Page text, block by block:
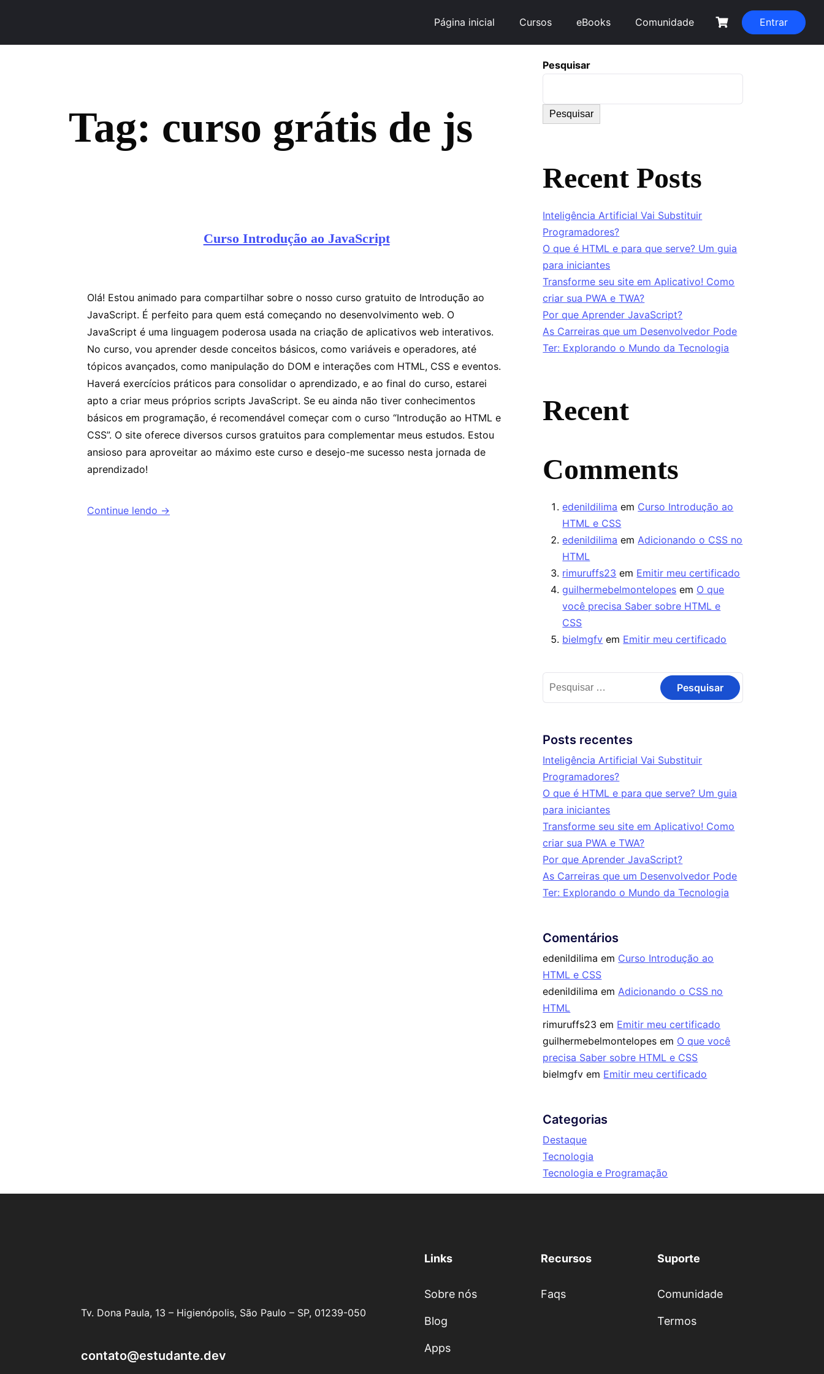
Página inicial Cursos eBooks Comunidade Entrar
Tag: curso grátis de js
Curso Introdução ao JavaScript
Olá! Estou animado para compartilhar sobre o nosso curso gratuito de Introdução ao
JavaScript. É perfeito para quem está começando no desenvolvimento web. O
JavaScript é uma linguagem poderosa usada na criação de aplicativos web interativos.
No curso, vou aprender desde conceitos básicos, como variáveis e operadores, até
tópicos avançados, como manipulação do DOM e interações com HTML, CSS e eventos.
Haverá exercícios práticos para consolidar o aprendizado, e ao final do curso, estarei
apto a criar meus próprios scripts JavaScript. Se eu ainda não tiver conhecimentos
básicos em programação, é recomendável começar com o curso “Introdução ao HTML e
CSS”. O site oferece diversos cursos gratuitos para complementar meus estudos. Estou
ansioso para aproveitar ao máximo este curso e desejo-me sucesso nesta jornada de
aprendizado!
Continue lendo →
Pesquisar
Pesquisar
Recent Posts
Inteligência Artificial Vai Substituir
Programadores?
O que é HTML e para que serve? Um guia
para iniciantes
Transforme seu site em Aplicativo! Como
criar sua PWA e TWA?
Por que Aprender JavaScript?
As Carreiras que um Desenvolvedor Pode
Ter: Explorando o Mundo da Tecnologia
Recent
Comments
edenildilima em Curso Introdução ao
HTML e CSS
edenildilima emAdicionando o CSS no
HTML
rimuruffs23 em Emitir meu certificado
guilhermebelmontelopes em O que
você precisa Saber sobre HTML e
CSS
bielmgfv em Emitir meu certificado
Posts recentes
Inteligência Artificial Vai Substituir
Programadores?
O que é HTML e para que serve? Um guia
para iniciantes
Transforme seu site em Aplicativo! Como
criar sua PWA e TWA?
Por que Aprender JavaScript?
As Carreiras que um Desenvolvedor Pode
Ter: Explorando o Mundo da Tecnologia
Comentários
edenildilima em Curso Introdução ao
HTML e CSS
edenildilima emAdicionando o CSS no
HTML
rimuruffs23 em Emitir meu certificado
guilhermebelmontelopes em O que você
precisa Saber sobre HTML e CSS
bielmgfv em Emitir meu certificado
Categorias
Destaque
Tecnologia
Tecnologia e Programação
Tv. Dona Paula, 13 – Higienópolis, São Paulo – SP, 01239-050
contato@estudante.dev
Links
Sobre nós
Blog
Apps
Recursos
Faqs
Suporte
Comunidade
Termos